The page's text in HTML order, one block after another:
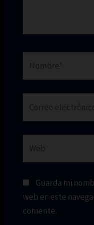
Guarda mi
web en este
comente.